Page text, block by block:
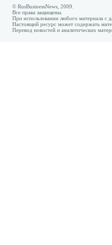
© RusBusinessNews, 2009.
Все права защищены.
При использовании любого материала с
Настоящий ресурс может содержать
Перевод новостей и аналитических